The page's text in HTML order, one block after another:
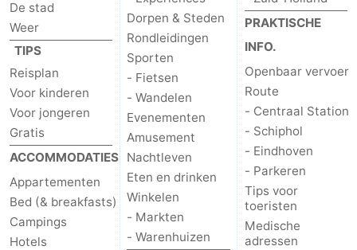
De stad
Weer
TIPS
Reisplan
Voor kinderen
Voor jongeren
Gratis
ACCOMMODATIES
Appartementen
Bed (& breakfasts)
Campings
Hotels
Dorpen & Steden
Rondleidingen
Sporten
- Fietsen
- Wandelen
Evenementen
Amusement
Nachtleven
Eten en drinken
Winkelen
- Markten
- Warenhuizen
PRAKTISCHE
INFO.
Openbaar vervoer
Route
- Centraal Station
- Schiphol
- Eindhoven
- Parkeren
Tips voor
toeristen
Medische
adressen